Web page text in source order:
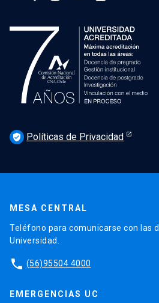
verified_user Políticas de Privacidad
MESA CENTRAL
Teléfono para comunicarse con las
Universidad.
phone (56)95504 4000
EMERGENCIAS UC